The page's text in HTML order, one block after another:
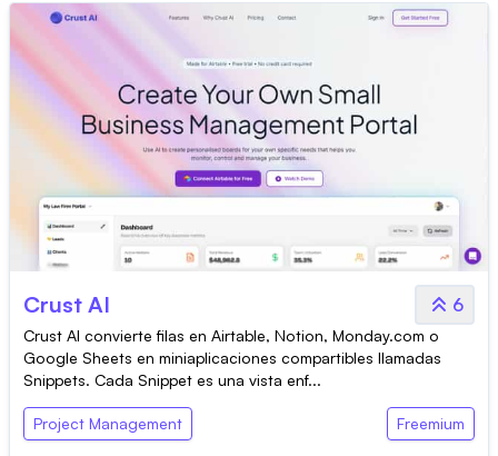
Crust AI 6
Crust AI convierte filas en Airtable, Notion, Monday.com o
Google Sheets en miniaplicaciones compartibles llamadas
Snippets. Cada Snippet es una vista enf...
Project Management Freemium